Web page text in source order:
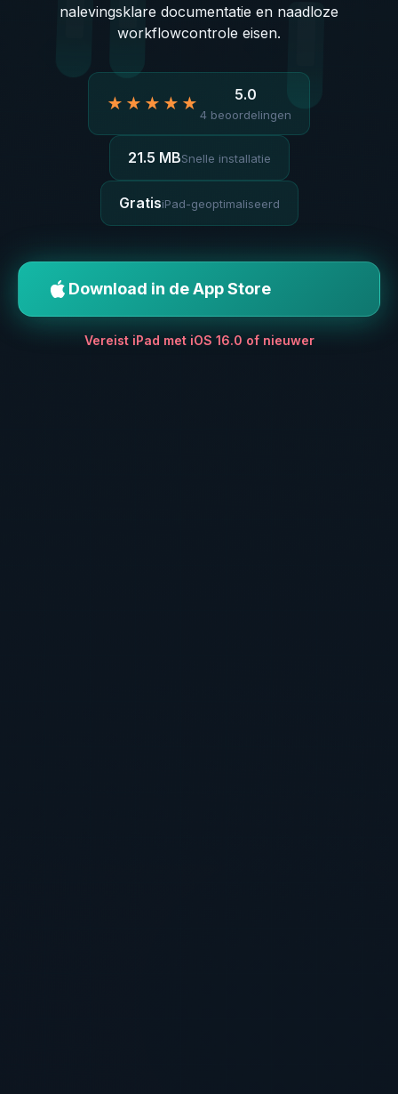
nalevingsklare documentatie en naadloze
workflowcontrole eisen.
★★★★★ 5.0
4 beoordelingen
21.5 MBSnelle installatie
GratisiPad-geoptimaliseerd
Download in de App Store
Vereist iPad met iOS 16.0 of nieuwer